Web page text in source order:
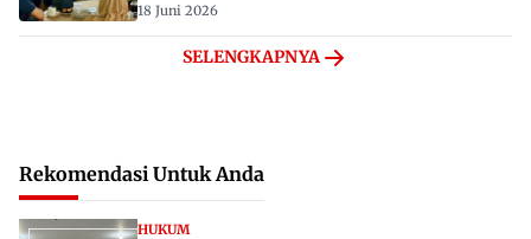
18 Juni 2026
SELENGKAPNYA
Rekomendasi Untuk Anda
HUKUM